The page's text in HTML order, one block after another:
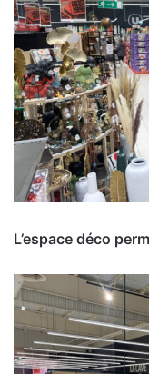
L’espace déco